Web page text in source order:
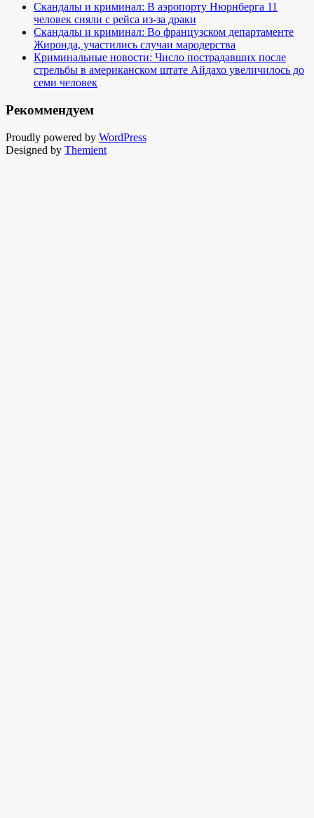
Скандалы и криминал: В аэропорту Нюрнберга 11
человек сняли с рейса из-за драки
Скандалы и криминал: Во французском департаменте
Жиронда, участились случаи мародерства
Криминальные новости: Число пострадавших после
стрельбы в американском штате Айдахо увеличилось до
семи человек
Рекоммендуем
Proudly powered by WordPress
Designed by Themient